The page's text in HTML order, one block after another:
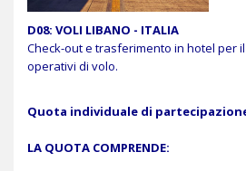
D08: VOLI LIBANO - ITALIA
Check-out e trasferimento in hotel per
operativi di volo.
Quota individuale di partecipazione
LA QUOTA COMPRENDE: